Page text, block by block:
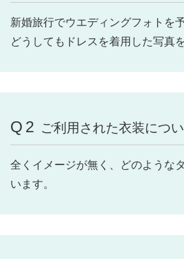
新婚旅行でウエディングフォトを
どうしてもドレスを着用した写真
Q2 ご利用された衣装につ
全くイメージが無く、どのような
います。